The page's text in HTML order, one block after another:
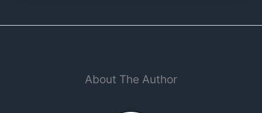
About The Author